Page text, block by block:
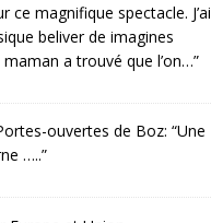
ce magnifique spectacle. J’ai
beliver de imagines
a trouvé que l’on…”
ouvertes de Boz: “Une
…..”